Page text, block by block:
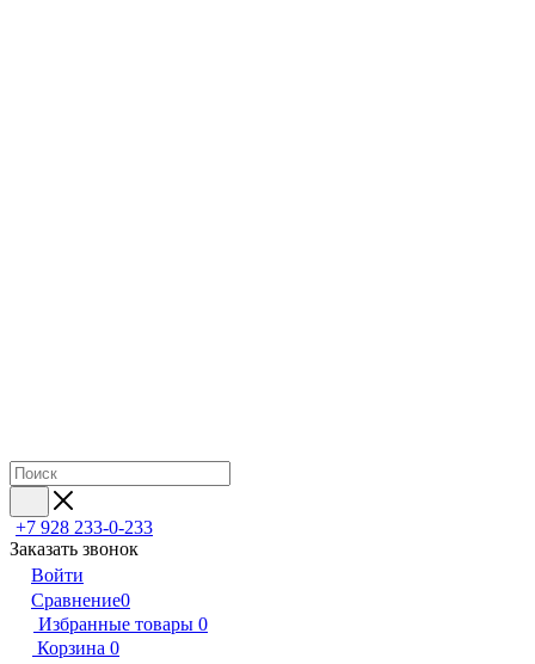
+7 928 233-0-233
Заказать звонок
Войти
Сравнение0
Избранные товары 0
Корзина 0